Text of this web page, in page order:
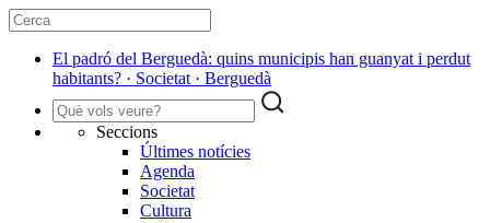
El padró del Berguedà: quins municipis han guanyat i perdut
habitants? · Societat · Berguedà
Seccions
Últimes notícies
Agenda
Societat
Cultura